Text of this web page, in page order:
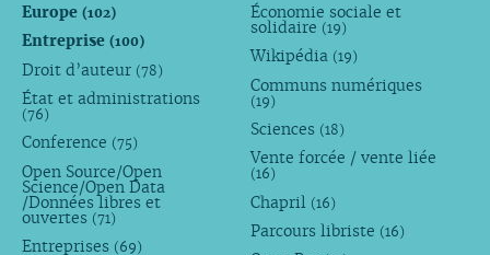
Europe (102)
Entreprise (100)
Droit d’auteur (78)
État et administrations
(76)
Conference (75)
Open Source/Open
Science/Open Data
/Données libres et
ouvertes (71)
Entreprises (69)
Économie sociale et
solidaire (19)
Wikipédia (19)
Communs numériques
(19)
Sciences (18)
Vente forcée / vente liée
(16)
Chapril (16)
Parcours libriste (16)